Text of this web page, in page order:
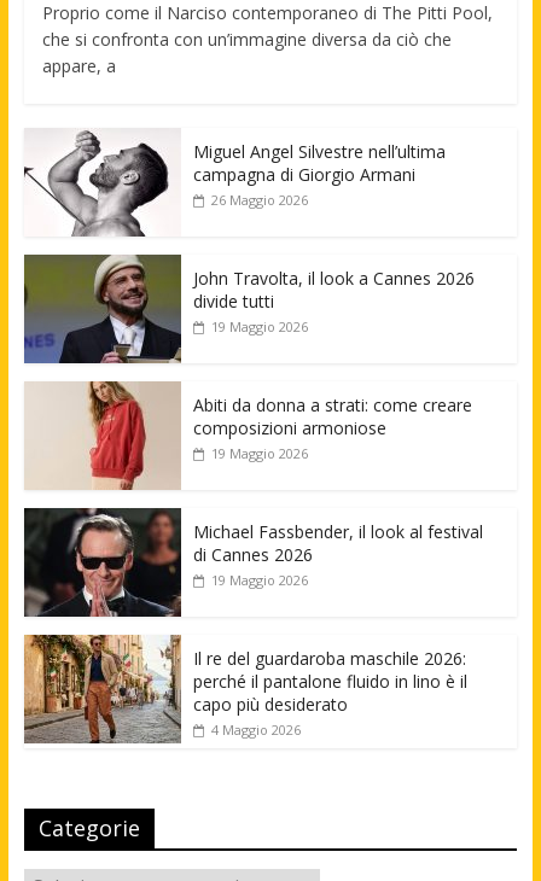
Proprio come il Narciso contemporaneo di The Pitti Pool,
che si confronta con un’immagine diversa da ciò che
appare, a
Miguel Angel Silvestre nell’ultima
campagna di Giorgio Armani
26 Maggio 2026
John Travolta, il look a Cannes 2026
divide tutti
19 Maggio 2026
Abiti da donna a strati: come creare
composizioni armoniose
19 Maggio 2026
Michael Fassbender, il look al festival
di Cannes 2026
19 Maggio 2026
Il re del guardaroba maschile 2026:
perché il pantalone fluido in lino è il
capo più desiderato
4 Maggio 2026
Categorie